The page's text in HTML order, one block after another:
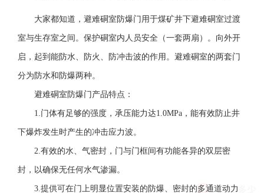
大家都知道，避难硐室防爆门用于煤矿井下避难硐室过渡
室与生存室之间。保护硐室内人员安全（一套两扇）。向外开
启，起到能防水、防火、防冲击波的作用。避难硐室的两套门
分为防水和防爆两种。
避难硐室防爆门产品特点：
1.门体有足够的强度，承压能力达1.0MPa，能有效防止井
下爆炸发生时产生的冲击应力波。
2.有效的水、气密封，门与门框间有功能各异的双层密
封，以确保无任何水气渗漏。
3.提供可在门上明显位置安装的防爆、密封的多通道动力
价格是多少